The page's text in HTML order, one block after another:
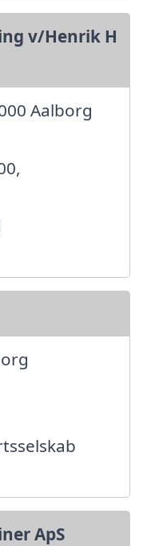
v/Henrik H
Aalborg
ApS